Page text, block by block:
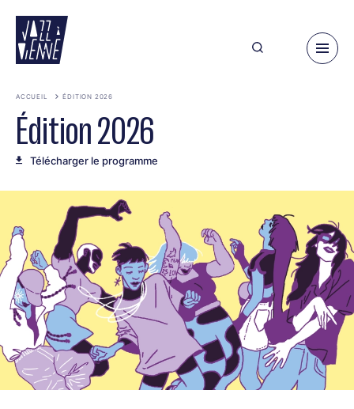
contenu
principal
ACCUEIL ÉDITION 2026
Édition 2026
Télécharger le programme